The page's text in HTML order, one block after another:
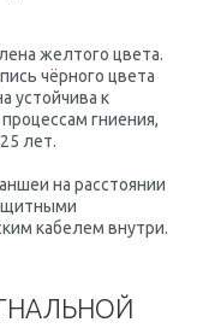
желтого цвета.
чёрного цвета
устойчива к
гниения,
лет.
на расстоянии
кабелем внутри.